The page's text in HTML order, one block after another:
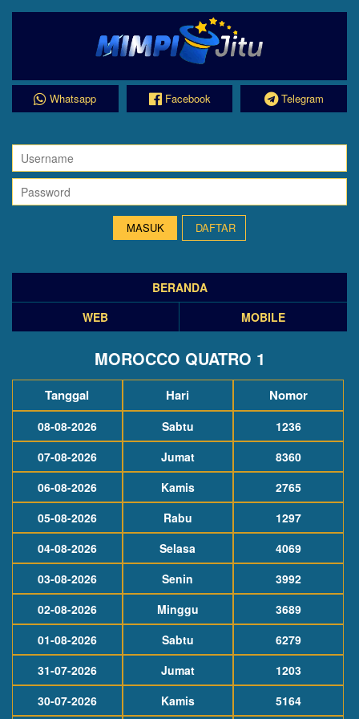
Whatsapp Facebook Telegram
DAFTAR
BERANDA
WEB
MOBILE
MOROCCO QUATRO 1
Tanggal Hari Nomor
08-08-2026 Sabtu
1236
07-08-2026
Jumat
8360
06-08-2026
Kamis
2765
05-08-2026
Rabu
1297
04-08-2026
Selasa
4069
03-08-2026
Senin
3992
02-08-2026
Minggu
3689
01-08-2026
Sabtu
6279
31-07-2026
Jumat
1203
30-07-2026
Kamis 5164